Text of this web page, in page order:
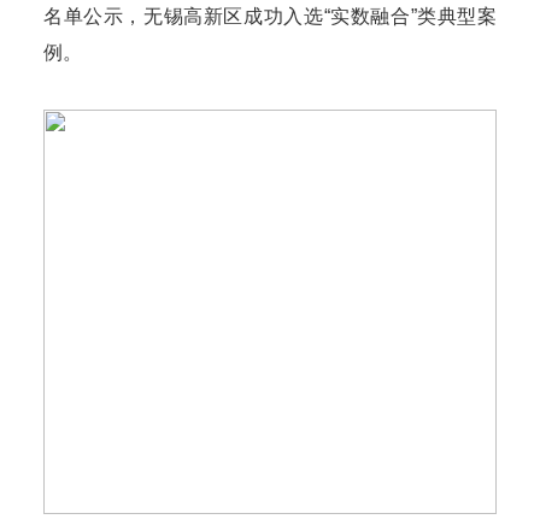
名单公示，无锡高新区成功入选“实数融合”类典型案
例。